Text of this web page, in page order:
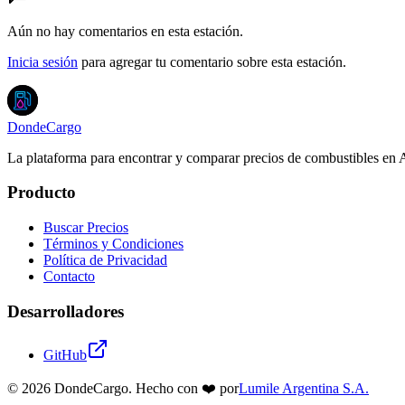
Aún no hay comentarios en esta estación.
Inicia sesión para agregar tu comentario sobre esta estación.
DondeCargo
La plataforma para encontrar y comparar precios de combustibles en
Producto
Buscar Precios
Términos y Condiciones
Política de Privacidad
Contacto
Desarrolladores
GitHub
© 2026 DondeCargo. Hecho con ❤️ porLumile Argentina S.A.